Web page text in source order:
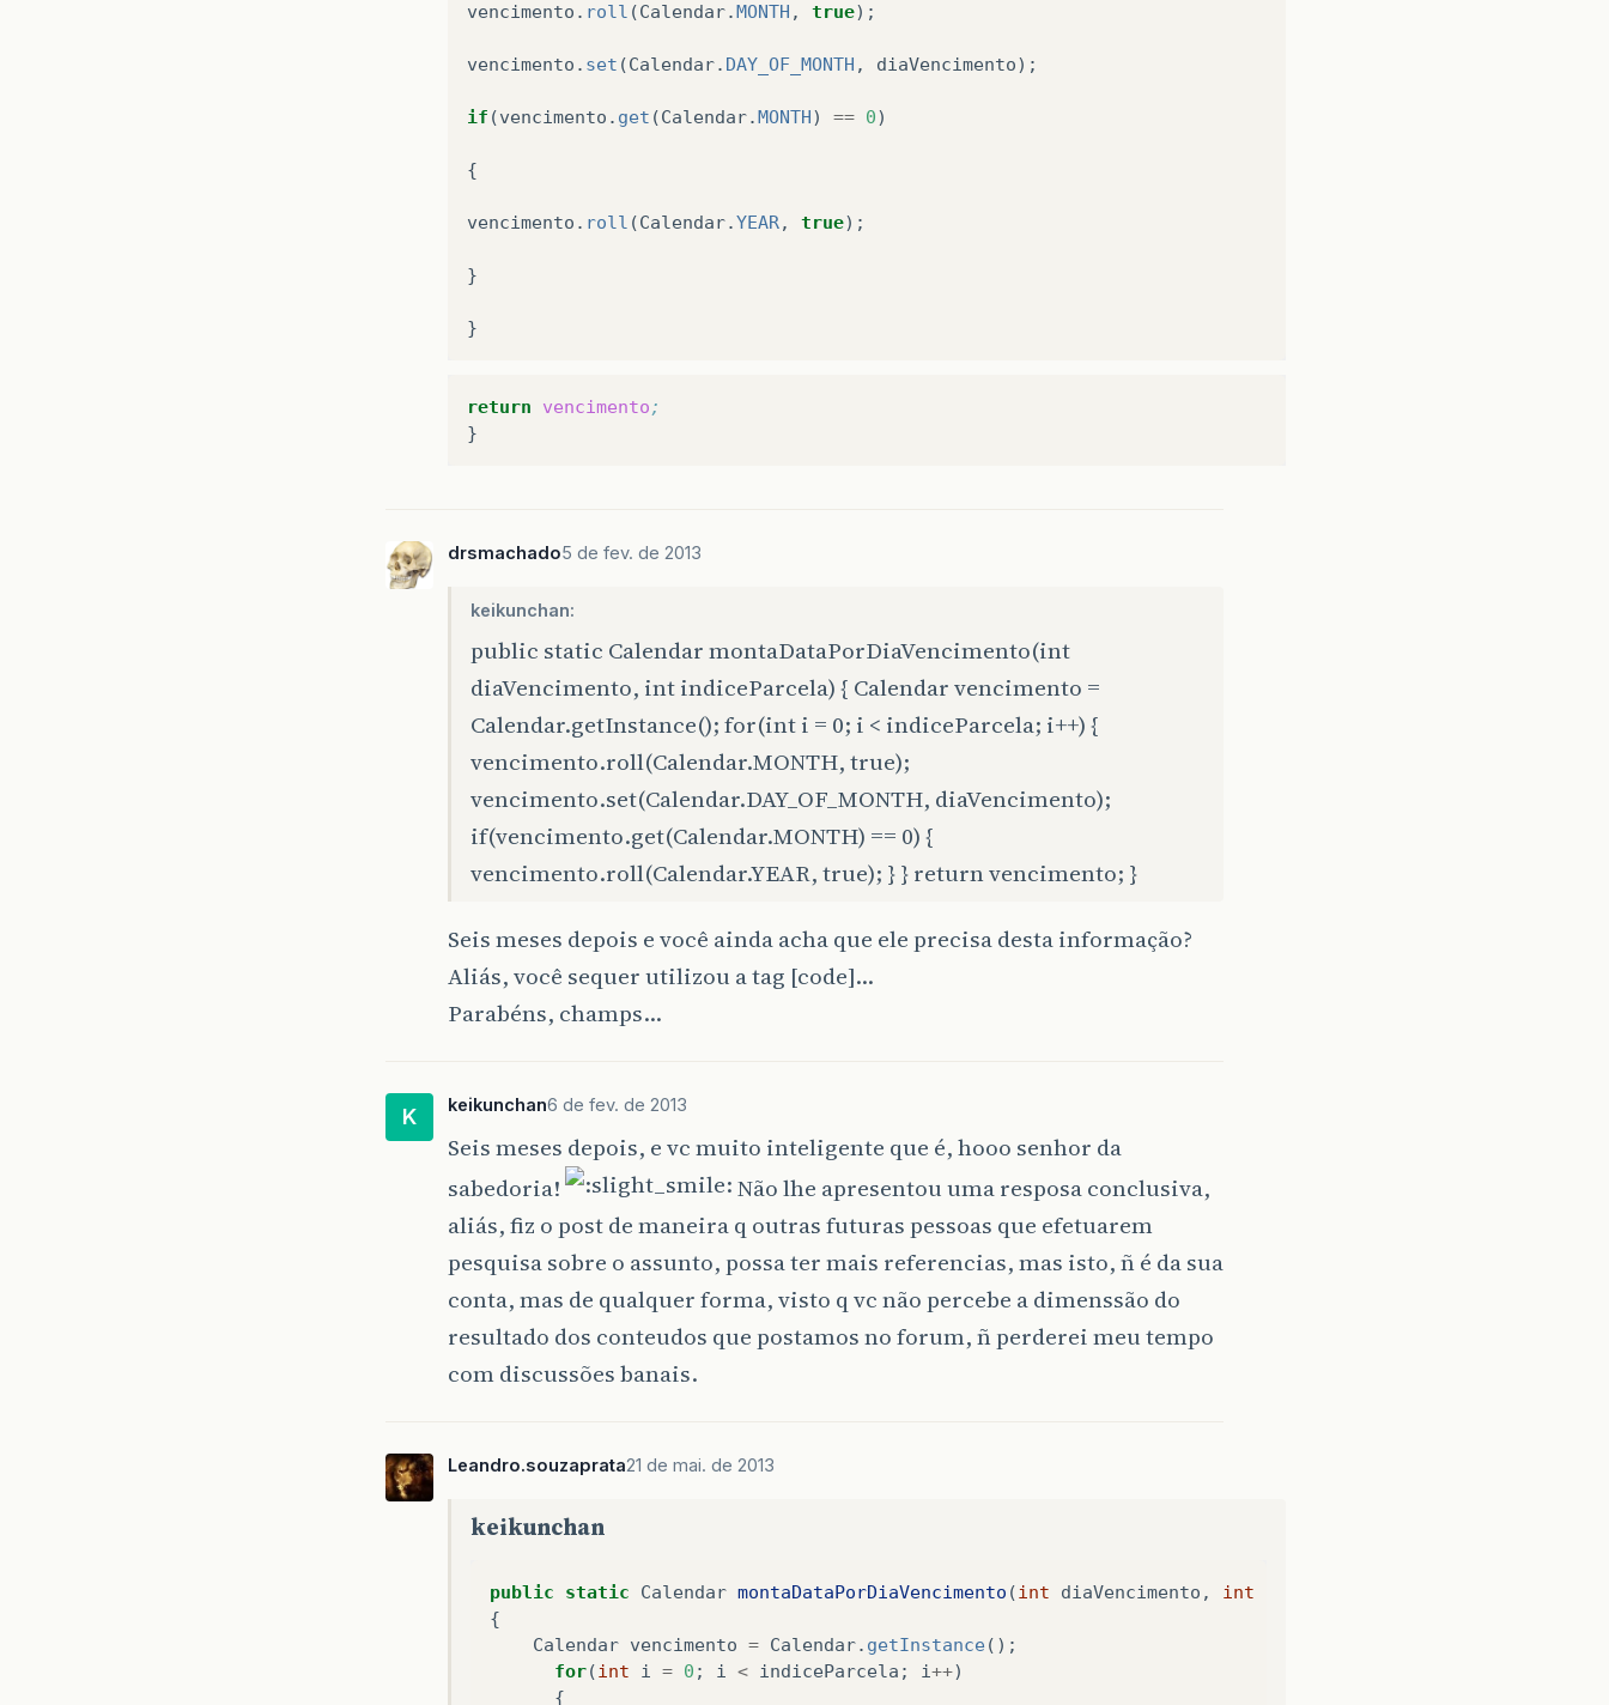
vencimento . roll (Calendar.MONTH , true);
vencimento . set (Calendar. DAY_OF_MONTH , diaVencimento);
if (vencimento . get (Calendar.MONTH) == 0)
{
vencimento . roll (Calendar.YEAR, true);
}
}
return vencimento;
drsmachado5 de fev. de 2013
keikunchan:
public static Calendar montaDataPorDiaVencimento(int
diaVencimento, int indiceParcela) { Calendar vencimento =
Calendar.getInstance(); for(int i = 0; i < indiceParcela; i++) {
vencimento.roll(Calendar.MONTH, true);
vencimento.set(Calendar.DAY_OF_MONTH, diaVencimento);
if(vencimento.get(Calendar.MONTH) == 0) {
vencimento.roll(Calendar.YEAR, true); } } return vencimento; }
Seis meses depois e você ainda acha que ele precisa desta informação?
Aliás, você sequer utilizou a tag [code]...
Parabéns, champs...
K keikunchan6 de fev. de 2013
Seis meses depois, e vc muito inteligente que é, hooo senhor da
sabedoria!
Não lhe apresentou uma resposa conclusiva,
aliás, fiz o post de maneira q outras futuras pessoas que efetuarem
pesquisa sobre o assunto, possa ter mais referencias, mas isto, ñ é da sua
conta, mas de qualquer forma, visto q vc não percebe a dimenssão do
resultado dos conteudos que postamos no forum, ñ perderei meu tempo
com discussões banais.
Leandro.souzaprata21 de mai. de 2013
keikunchan
public static Calendar montaDataPorDiaVencimento (int diaVencimento , int
{
Calendar vencimento = Calendar. getInstance();
for(int i = 0 ; i < indiceParcela ; i++)
{